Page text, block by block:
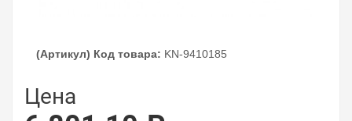
(Артикул) Код товара: KN-9410185
Цена